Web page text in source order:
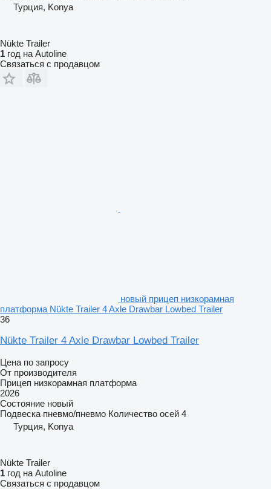
Турция, Konya
Nükte Trailer
1 год на Autoline
Связаться с продавцом
новый прицеп низкорамная
платформа Nükte Trailer 4 Axle Drawbar Lowbed Trailer
36
Nükte Trailer 4 Axle Drawbar Lowbed Trailer
Цена по запросу
От производителя
Прицеп низкорамная платформа
2026
Состояние новый
Подвеска пневмо/пневмо Количество осей 4
Турция, Konya
Nükte Trailer
1 год на Autoline
Связаться с продавцом